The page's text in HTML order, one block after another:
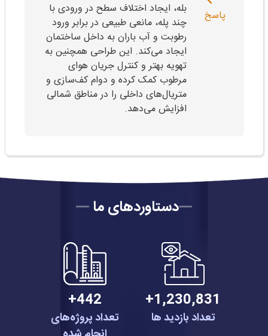
پاسخ
بله، ایجاد اختلاف سطح در ورودی با
چند پله، مانعی طبیعی در برابر ورود
رطوبت و آب باران به داخل ساختمان
ایجاد می‌کند. این طراحی همچنین به
تهویه بهتر و کنترل جریان هوای
مرطوب کمک کرده و دوام کف‌سازی و
متریال‌های داخلی را در مناطق شمالی
افزایش می‌دهد.
دستاوردهای ما
1,230,831+
تعداد بازدید ها
442+
تعداد پروژه‌های